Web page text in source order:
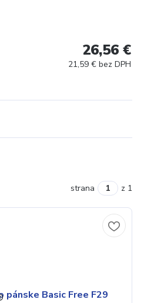
26,56 €
21,59 € bez DPH
strana z 1